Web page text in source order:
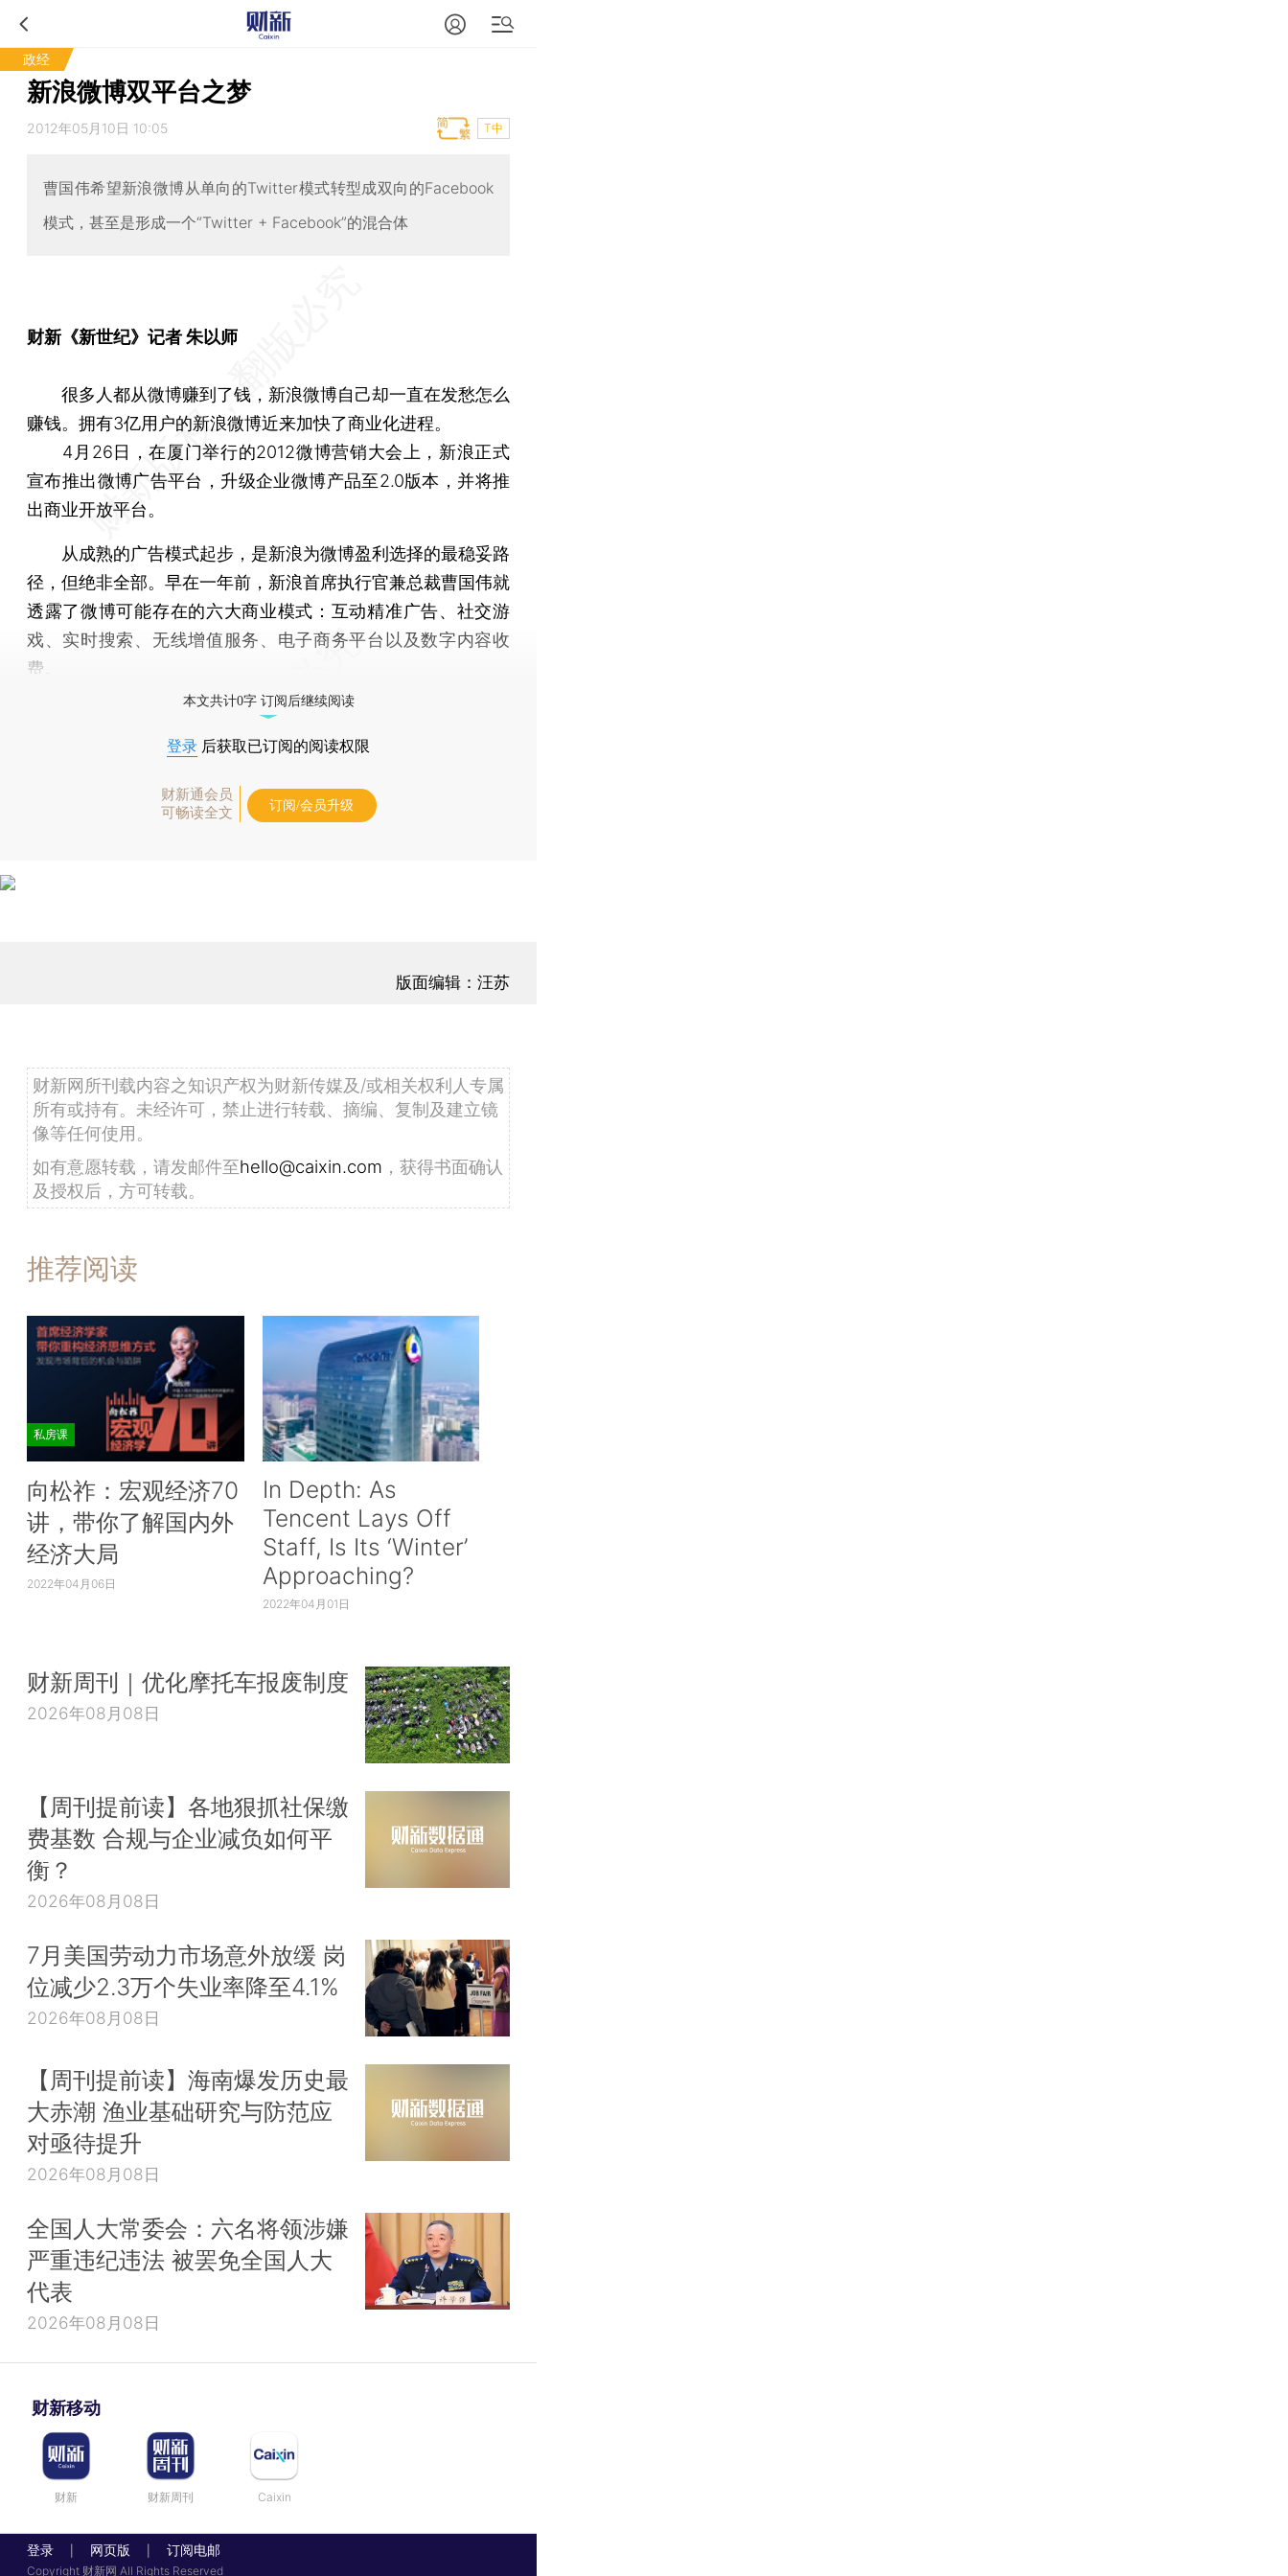
政经
新浪微博双平台之梦
2012年05月10日 10:05 T中
曹国伟希望新浪微博从单向的Twitter模式转型成双向的Facebook
模式，甚至是形成一个“Twitter + Facebook”的混合体
财新《新世纪》记者 朱以师
很多人都从微博赚到了钱，新浪微博自己却一直在发愁怎么
赚钱。拥有3亿用户的新浪微博近来加快了商业化进程。
4月26日，在厦门举行的2012微博营销大会上，新浪正式
宣布推出微博广告平台，升级企业微博产品至2.0版本，并将推
出商业开放平台。
从成熟的广告模式起步，是新浪为微博盈利选择的最稳妥路
径，但绝非全部。早在一年前，新浪首席执行官兼总裁曹国伟就
透露了微博可能存在的六大商业模式：互动精准广告、社交游
戏、实时搜索、无线增值服务、电子商务平台以及数字内容收
费。
本文共计0字 订阅后继续阅读
登录 后获取已订阅的阅读权限
财新通会员
可畅读全文
订阅/会员升级
版面编辑：汪苏
财新网所刊载内容之知识产权为财新传媒及/或相关权利人专属
所有或持有。未经许可，禁止进行转载、摘编、复制及建立镜
像等任何使用。
如有意愿转载，请发邮件至hello@caixin.com ，获得书面确认
及授权后，方可转载。
推荐阅读
私房课
向松祚：宏观经济70
讲，带你了解国内外
经济大局
2022年04月06日
In Depth: As
Tencent Lays Off
Staff, Is Its ‘Winter’
Approaching?
2022年04月01日
财新周刊｜优化摩托车报废制度
2026年08月08日
【周刊提前读】各地狠抓社保缴
费基数 合规与企业减负如何平
衡？
2026年08月08日
7月美国劳动力市场意外放缓 岗
位减少2.3万个失业率降至4.1%
2026年08月08日
【周刊提前读】海南爆发历史最
大赤潮 渔业基础研究与防范应
对亟待提升
2026年08月08日
全国人大常委会：六名将领涉嫌
严重违纪违法 被罢免全国人大
代表
2026年08月08日
财新移动
财新 财新周刊 Caixin
登录 网页版 订阅电邮
Copyright 财新网 All Rights Reserved